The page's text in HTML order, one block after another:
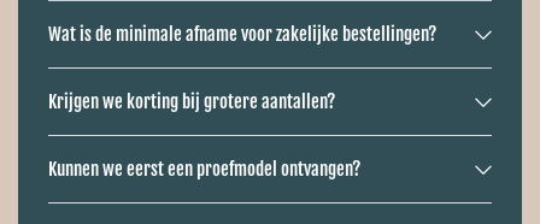
Wat is de minimale afname voor zakelijke bestellingen?
Krijgen we korting bij grotere aantallen?
Kunnen we eerst een proefmodel ontvangen?